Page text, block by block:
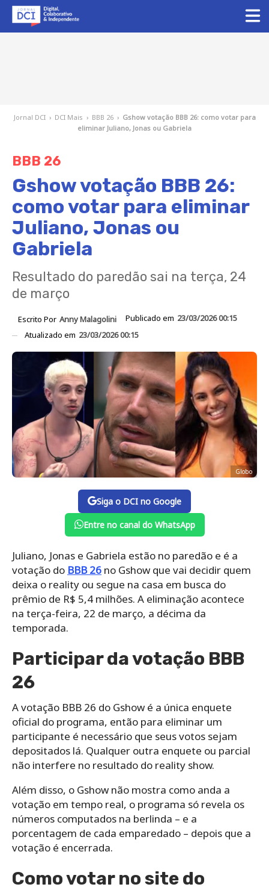
Jornal DCI › DCI Mais › BBB 26 › Gshow votação BBB 26: como votar para
eliminar Juliano, Jonas ou Gabriela
BBB 26
Gshow votação BBB 26:
como votar para eliminar
Juliano, Jonas ou
Gabriela
Resultado do paredão sai na terça, 24
de março
Escrito Por Anny Malagolini Publicado em 23/03/2026 00:15
Atualizado em 23/03/2026 00:15
Globo
Siga o DCI no Google
Entre no canal do WhatsApp
Juliano, Jonas e Gabriela estão no paredão e é a
votação do BBB 26 no Gshow que vai decidir quem
deixa o reality ou segue na casa em busca do
prêmio de R$ 5,4 milhões. A eliminação acontece
na terça-feira, 22 de março, a décima da
temporada.
Participar da votação BBB
26
A votação BBB 26 do Gshow é a única enquete
oficial do programa, então para eliminar um
participante é necessário que seus votos sejam
depositados lá. Qualquer outra enquete ou parcial
não interfere no resultado do reality show.
Além disso, o Gshow não mostra como anda a
votação em tempo real, o programa só revela os
números computados na berlinda – e a
porcentagem de cada emparedado – depois que a
votação é encerrada.
Como votar no site do